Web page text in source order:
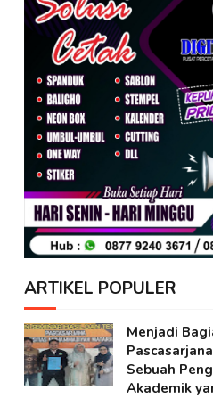
ARTIKEL POPULER
Menjadi
Sebuah
Akademik